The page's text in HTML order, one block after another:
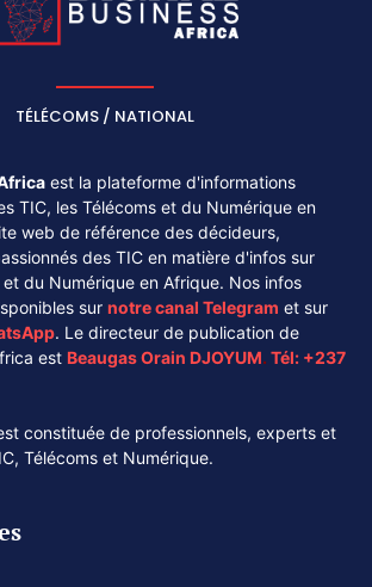
TÉLÉCOMS / NATIONAL
est la plateforme d'informations
TIC, les Télécoms et du Numérique en
web de référence des décideurs,
des TIC en matière d'infos sur
et du Numérique en Afrique. Nos infos
sur notre canal Telegram et sur
. Le directeur de publication de
est Beaugas Orain DJOYUM. Tél: +237
constituée de professionnels, experts et
Télécoms et Numérique.